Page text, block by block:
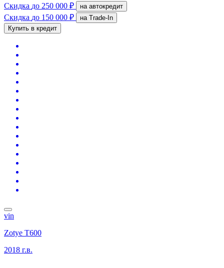
Скидка до 250 000 ₽ на автокредит
Скидка до 150 000 ₽
на Trade-In
Купить в кредит
vin
Zotye T600
2018 г.в.